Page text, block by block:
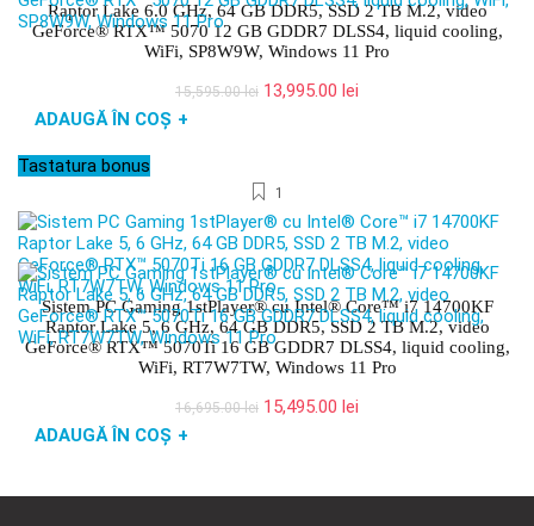
Raptor Lake 6.0 GHz, 64 GB DDR5, SSD 2 TB M.2, video
GeForce® RTX™ 5070 12 GB GDDR7 DLSS4, liquid cooling,
WiFi, SP8W9W, Windows 11 Pro
15,595.00lei Prețul
13,995.00 lei
ADAUGĂ ÎN COȘ +
Tastatura bonus
1
Sistem PC Gaming 1stPlayer® cu Intel® Core™ i7 14700KF
Raptor Lake 5, 6 GHz, 64 GB DDR5, SSD 2 TB M.2, video
GeForce® RTX™ 5070Ti 16 GB GDDR7 DLSS4, liquid cooling,
WiFi, RT7W7TW, Windows 11 Pro
16,695.00lei Prețul
16,695.00 lei.
15,495.00 lei
ADAUGĂ ÎN COȘ +